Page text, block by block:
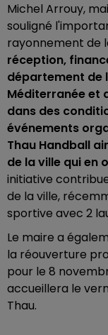
Michel Arrouy,
souligné
rayonnement de
réception,
département de
Méditerranée et
dans des
événements
Thau Handball
de la ville qui en
initiative
de la ville,
sportive avec 2
Le maire a
la réouverture
pour le 8
accueillera le
Thau.